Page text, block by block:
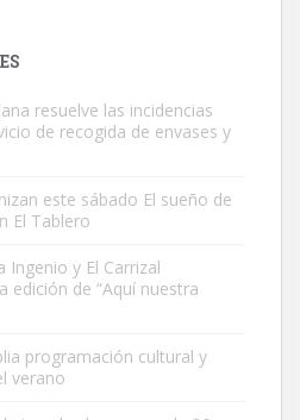
9.7.2025
mi perra. Pastor alemán,
...
resuelve las incidencias
de recogida de envases y
este sábado El sueño de
El Tablero
Ingenio y El Carrizal
edición de “Aquí nuestra
programación cultural y
verano